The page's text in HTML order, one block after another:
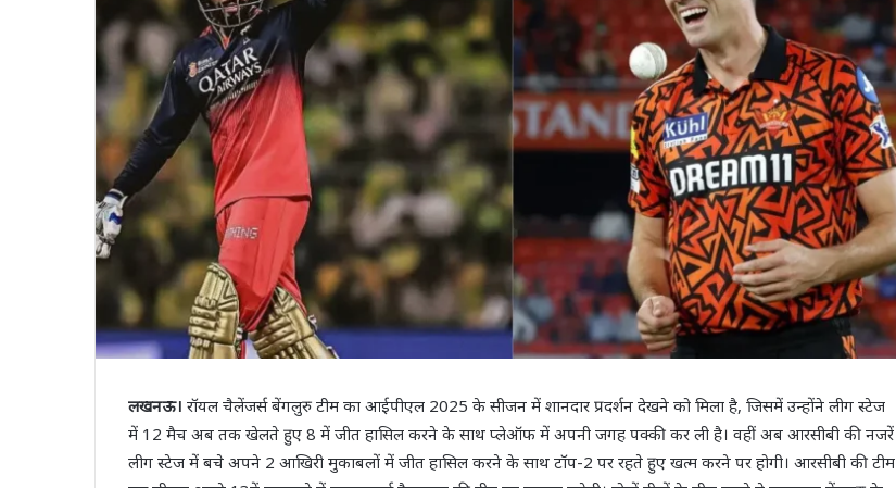
लखनऊ। रॉयल चैलेंजर्स बेंगलुरु टीम का आईपीएल 2025 के सीजन में शानदार प्रदर्शन देखने को मिला है, जिसमें उन्होंने लीग स्टेज
में 12 मैच अब तक खेलते हुए 8 में जीत हासिल करने के साथ प्लेऑफ में अपनी जगह पक्की कर ली है। वहीं अब आरसीबी की नजरें
लीग स्टेज में बचे अपने 2 आखिरी मुकाबलों में जीत हासिल करने के साथ टॉप-2 पर रहते हुए खत्म करने पर होगी। आरसीबी की टीम